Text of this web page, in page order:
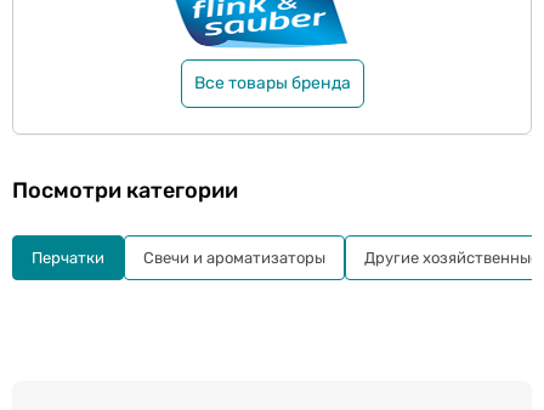
Все товары бренда
Посмотри категории
Перчатки Свечи и ароматизаторы Другие хозяйственные